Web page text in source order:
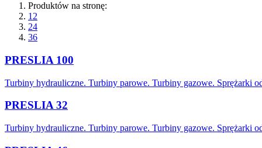
Produktów na stronę:
12
24
36
PRESLIA 100
Turbiny hydrauliczne. Turbiny parowe. Turbiny gazowe. Sprężarki
PRESLIA 32
Turbiny hydrauliczne. Turbiny parowe. Turbiny gazowe. Sprężarki